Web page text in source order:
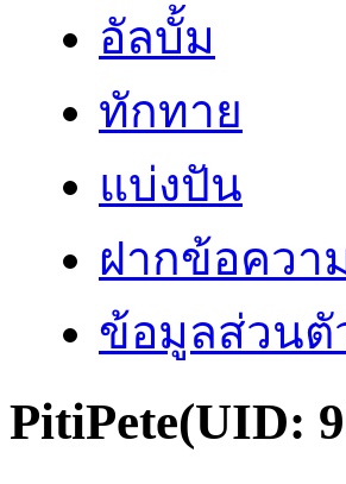
อัลบั้ม
ทักทาย
แบ่งปัน
ฝากข้อควา
ข้อมูลส่วนตั
PitiPete(UID: